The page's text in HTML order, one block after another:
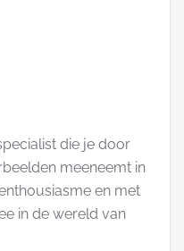
die je door
meeneemt in
en met
in de wereld van